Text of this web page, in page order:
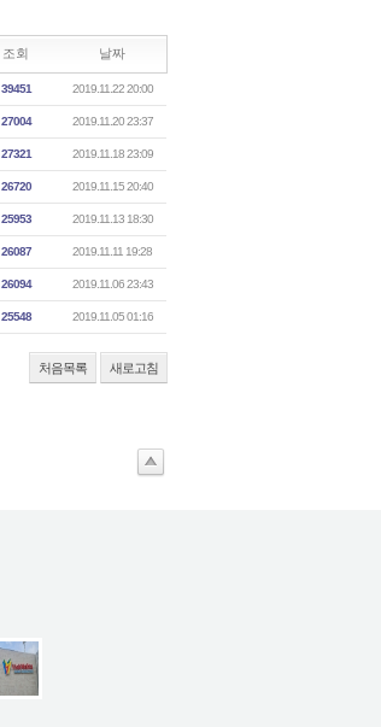
조회 날짜
39451 2019.11.22 20:00
27004 2019.11.20 23:37
27321 2019.11.18 23:09
26720 2019.11.15 20:40
25953 2019.11.13 18:30
26087 2019.11.11 19:28
26094 2019.11.06 23:43
25548 2019.11.05 01:16
처음목록 새로고침